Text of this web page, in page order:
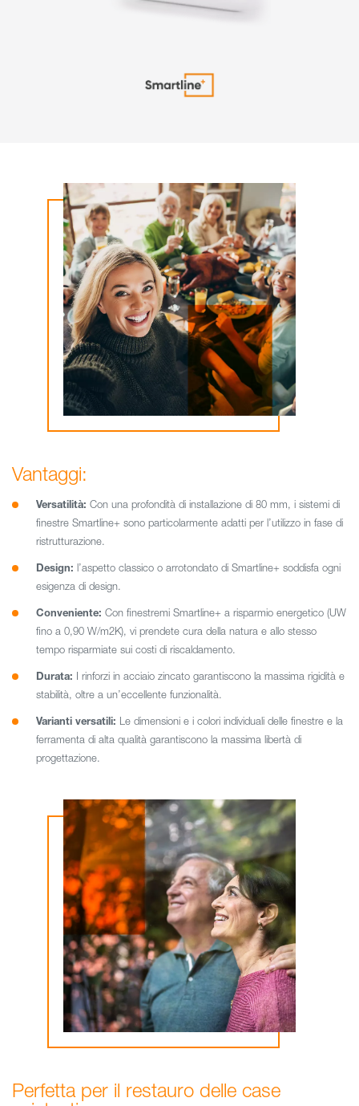
Vantaggi:
Versatilità: Con una profondità di installazione di 80 mm, i sistemi di
finestre Smartline+ sono particolarmente adatti per l’utilizzo in fase di
ristrutturazione.
Design: l’aspetto classico o arrotondato di Smartline+ soddisfa ogni
esigenza di design.
Conveniente: Con finestremi Smartline+ a risparmio energetico (UW
fino a 0,90 W/m2K), vi prendete cura della natura e allo stesso
tempo risparmiate sui costi di riscaldamento.
Durata: I rinforzi in acciaio zincato garantiscono la massima rigidità e
stabilità, oltre a un’eccellente funzionalità.
Varianti versatili: Le dimensioni e i colori individuali delle finestre e la
ferramenta di alta qualità garantiscono la massima libertà di
progettazione.
Perfetta per il restauro delle case